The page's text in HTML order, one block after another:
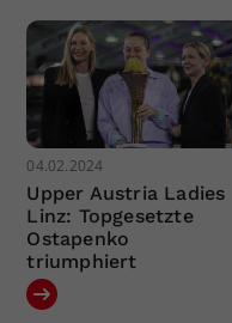
04.02.2024
Upper Austria Ladies
Linz: Topgesetzte
Ostapenko
triumphiert